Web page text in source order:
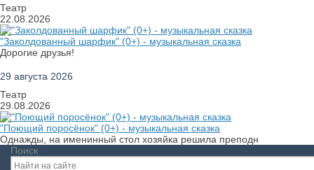
Театр
22.08.2026
"Заколдованный шарфик" (0+) - музыкальная сказка
Дорогие друзья!
29 августа 2026
Театр
29.08.2026
"Поющий поросёнок" (0+) - музыкальная сказка
Однажды, на именинный стол хозяйка решила преподн
Поиск